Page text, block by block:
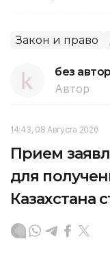
Закон и право
без
Автор
14:43, 08 Августа 2026
Прием
для
Казахстана